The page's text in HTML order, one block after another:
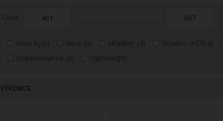
Cena
Novinky(0) Akce (0) Skladem (4) Skladem v ČR(4)
Doporučujeme (0) Výprodej(0)
VÝROBCE